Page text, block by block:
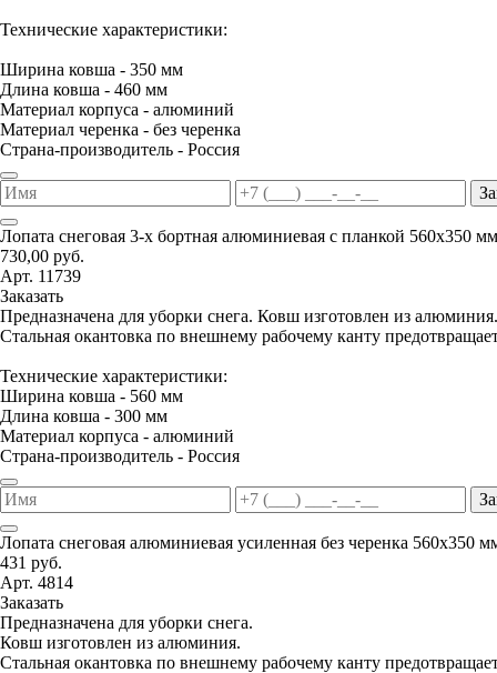
Технические характеристики:
Ширина ковша - 350 мм
Длина ковша - 460 мм
Материал корпуса - алюминий
Материал черенка - без черенка
Страна-производитель - Россия
Лопата снеговая 3-х бортная алюминиевая с планкой 560х350 мм
730,00 руб.
Арт. 11739
Заказать
Предназначена для уборки снега. Ковш изготовлен из алюминия.
Стальная окантовка по внешнему рабочему канту
Технические характеристики:
Ширина ковша - 560 мм
Длина ковша - 300 мм
Материал корпуса - алюминий
Страна-производитель - Россия
Лопата снеговая алюминиевая усиленная без черенка 560х350
431 руб.
Арт. 4814
Заказать
Предназначена для уборки снега.
Ковш изготовлен из алюминия.
Стальная окантовка по внешнему рабочему канту